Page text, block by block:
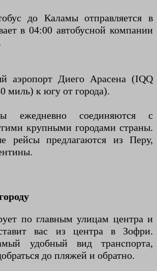
до Каламы отправляется в
в 04:00 автобусной компании
аэропорт Диего Арасена (IQQ
миль) к югу от города).
ежедневно соединяются с
крупными городами страны.
рейсы предлагаются из Перу,
по главным улицам центра и
вас из центра в Зофри.
удобный вид транспорта,
до пляжей и обратно.